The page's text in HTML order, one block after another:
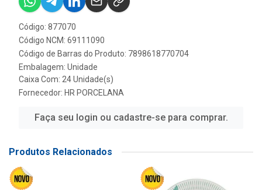
Código: 877070
Código NCM: 69111090
Código de Barras do Produto: 7898618770704
Embalagem: Unidade
Caixa Com: 24 Unidade(s)
Fornecedor: HR PORCELANA
Faça seu login ou cadastre-se para comprar.
Produtos Relacionados